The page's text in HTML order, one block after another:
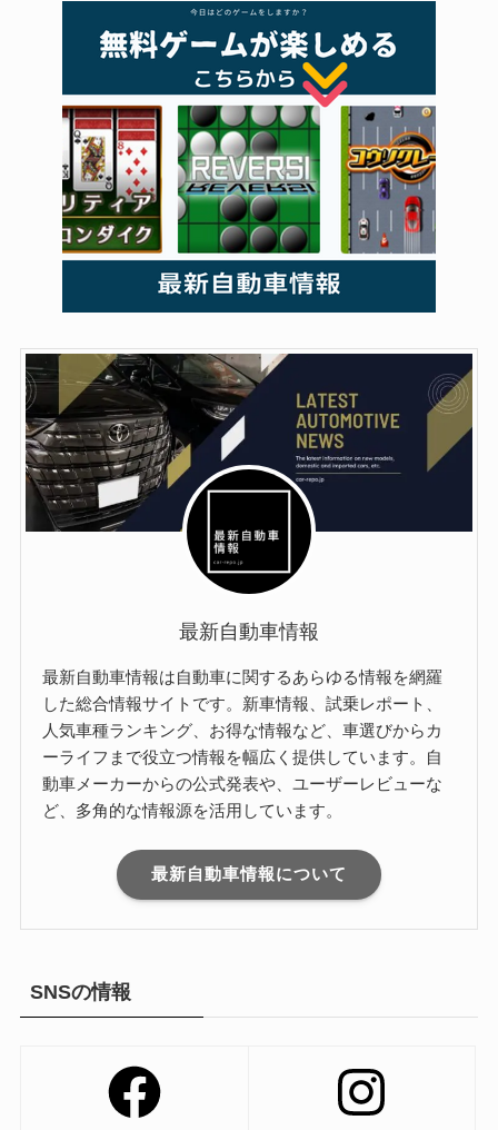
最新自動車情報
最新自動車情報は自動車に関するあらゆる情報を網羅
した総合情報サイトです。新車情報、試乗レポート、
人気車種ランキング、お得な情報など、車選びからカ
ーライフまで役立つ情報を幅広く提供しています。自
動車メーカーからの公式発表や、ユーザーレビューな
ど、多角的な情報源を活用しています。
最新自動車情報について
SNSの情報